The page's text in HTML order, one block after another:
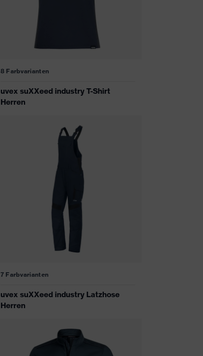
8 Farbvarianten
uvex suXXeed industry T-Shirt
Herren
7 Farbvarianten
uvex suXXeed industry Latzhose
Herren